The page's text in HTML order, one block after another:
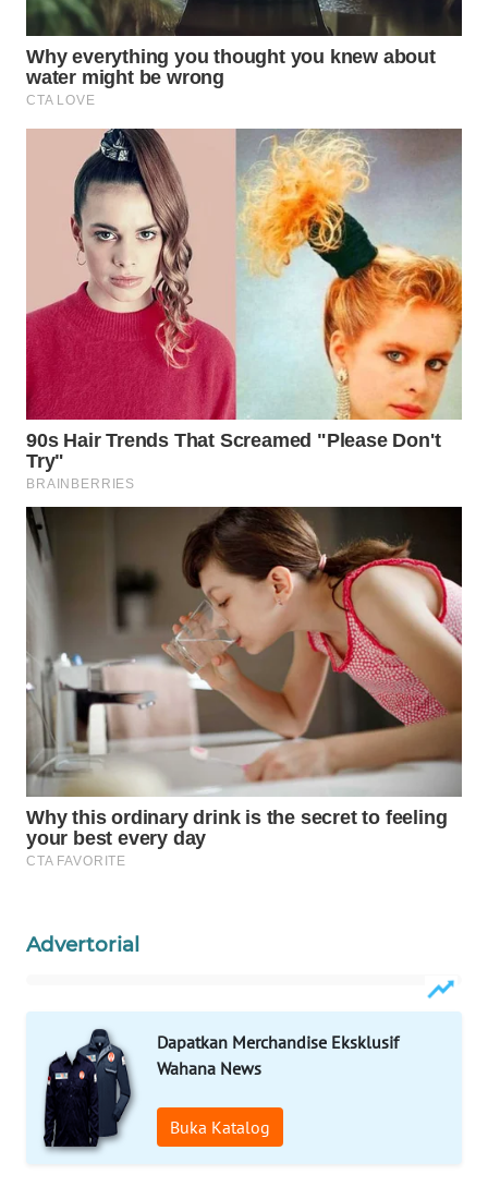
Advertorial
Dapatkan Merchandise Eksklusif
Wahana News
Buka Katalog
WAHANA
ADVOKAT
WAHANA
INFRASTRUKTUR
WAHANA
KONSUMEN
WAHANA
LISTRIK
WAHANA
TRAVEL
WAHANA
TV
WAHANANEWS
WAHANANEWS
WAHANANEWS
NET
WAHANA
SPORT
WAHANA
UMKM
SELEB
PERSONA
WAHANA
OTOMOTIF
WAHANA